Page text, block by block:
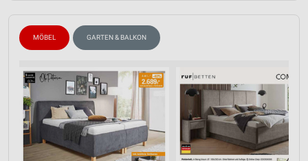
MÖBEL GARTEN & BALKON